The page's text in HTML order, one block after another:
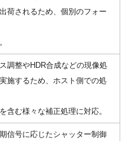
荷されるため、個別のフォー
調整やHDR合成などの現像処
施するため、ホスト側での処
含む様々な補正処理に対応。
信号に応じたシャッター制御